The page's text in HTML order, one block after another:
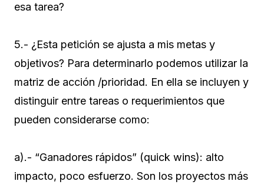
esa tarea?
5.- ¿Esta petición se ajusta a mis metas y
objetivos? Para determinarlo podemos utilizar la
matriz de acción /prioridad. En ella se incluyen y
distinguir entre tareas o requerimientos que
pueden considerarse como:
a).- “Ganadores rápidos” (quick wins): alto
impacto, poco esfuerzo. Son los proyectos más